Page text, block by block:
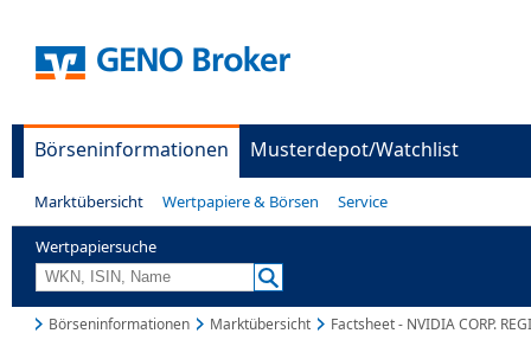
Börseninformationen Musterdepot/Watchlist
Marktübersicht Wertpapiere & Börsen Service
Wertpapiersuche
Börseninformationen Marktübersicht Factsheet - NVIDIA CORP.